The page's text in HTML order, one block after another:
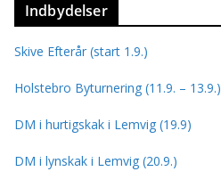
Indbydelser
Skive Efterår (start 1.9.)
Holstebro Byturnering (11.9. – 13.9.)
DM i hurtigskak i Lemvig (19.9)
DM i lynskak i Lemvig (20.9.)